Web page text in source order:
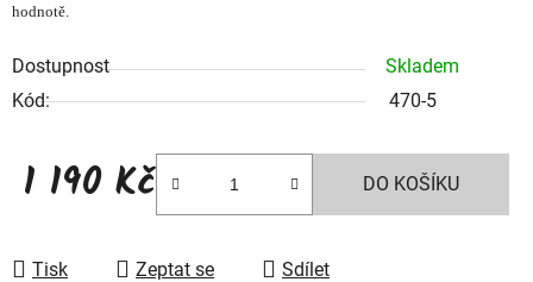
hodnotě.
Dostupnost
Skladem
Kód:
470-5
1 190 Kč DO KOŠÍKU
Tisk Zeptat se Sdílet